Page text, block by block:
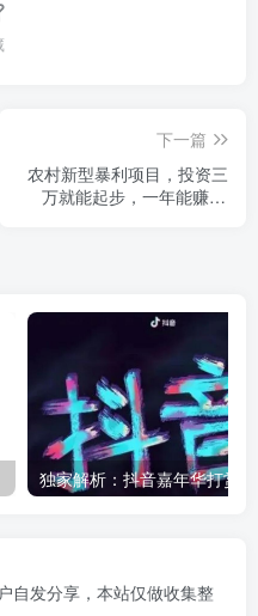
下一篇
农村新型暴利项目，投资三
万就能起步，一年能赚80
自发分享，本站仅做收集整